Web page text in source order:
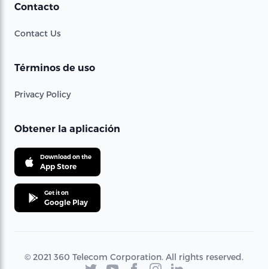
Contacto
Contact Us
Términos de uso
Privacy Policy
Obtener la aplicación
Download on the
App Store
Get it on
Google Play
© 2021 360 Telecom Corporation. All rights reserved.